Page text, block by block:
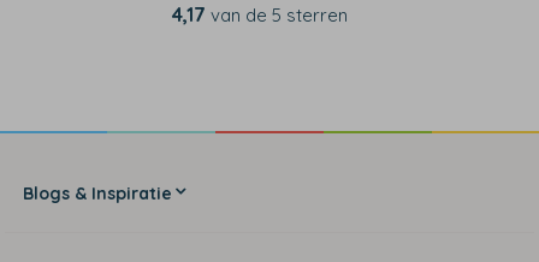
4,17 van de 5 sterren
Blogs & Inspiratie